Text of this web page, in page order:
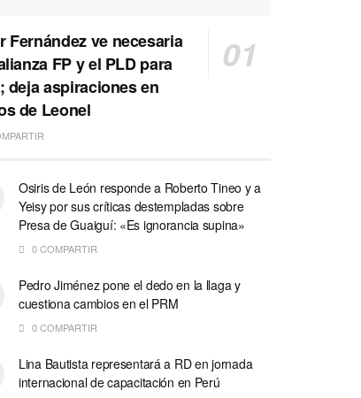
Fernández ve necesaria
FP y el PLD para
deja aspiraciones en
de Leonel
Osiris de León responde a Roberto Tineo y a
Yeisy por sus críticas destempladas sobre
Presa de Guaiguí: «Es ignorancia supina»
0 COMPARTIR
Pedro Jiménez pone el dedo en la llaga y
cuestiona cambios en el PRM
0 COMPARTIR
Lina Bautista representará a RD en jornada
internacional de capacitación en Perú